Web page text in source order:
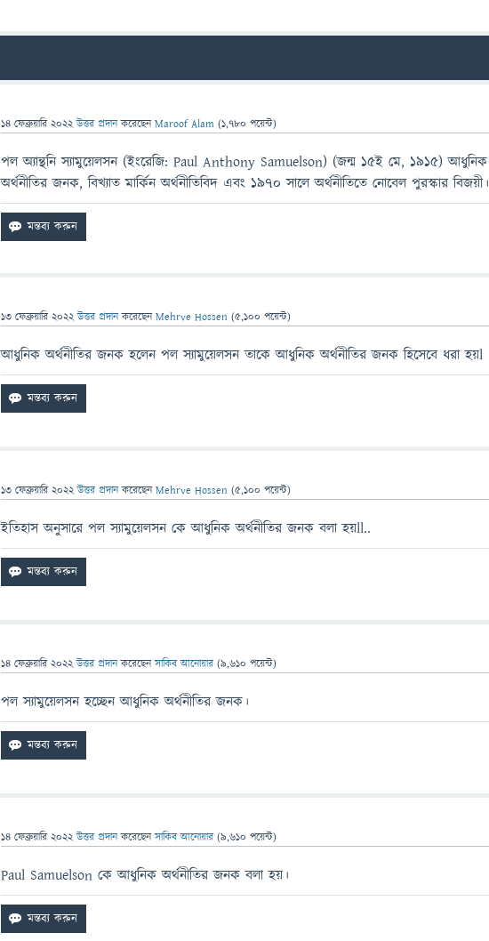
14 ফেব্রুয়ারি 2022 উত্তর প্রদান করেছেনMaroof Alam (1,780 পয়েন্ট)
পল অ্যান্থনি স্যামুয়েলসন (ইংরেজি: Paul Anthony Samuelson) (জন্ম ১৫ই মে, ১৯১৫) আধুনিক
অর্থনীতির জনক, বিখ্যাত মার্কিন অর্থনীতিবিদ এবং ১৯৭০ সালে অর্থনীতিতে নোবেল পুরস্কার বিজয়ী।
13 ফেব্রুয়ারি 2022 উত্তর প্রদান করেছেনMehrve Hossen (5,100 পয়েন্ট)
আধুনিক অর্থনীতির জনক হলেন পল স্যামুয়েলসন তাকে আধুনিক অর্থনীতির জনক হিসেবে ধরা হয়l
13 ফেব্রুয়ারি 2022 উত্তর প্রদান করেছেনMehrve Hossen (5,100 পয়েন্ট)
ইতিহাস অনুসারে পল স্যামুয়েলসন কে আধুনিক অর্থনীতির জনক বলা হয়ll..
14 ফেব্রুয়ারি 2022 উত্তর প্রদান করেছেনসাকিব আনোয়ার (9,610 পয়েন্ট)
পল স্যামুয়েলসন হচ্ছেন আধুনিক অর্থনীতির জনক।
14 ফেব্রুয়ারি 2022 উত্তর প্রদান করেছেনসাকিব আনোয়ার (9,610 পয়েন্ট)
Paul Samuelson কে আধুনিক অর্থনীতির জনক বলা হয়।